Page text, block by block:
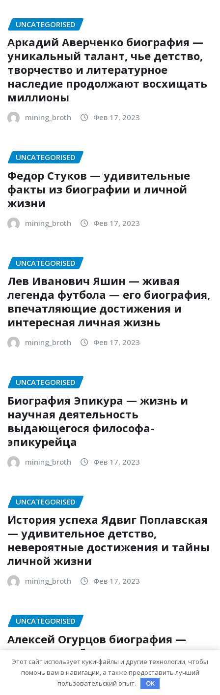
UNCATEGORISED
Аркадий Аверченко биография —
уникальный талант, чье детство,
творчество и литературное
наследие продолжают восхищать
миллионы
mining_broth Фев 17, 2023
UNCATEGORISED
Федор Стуков — удивительные
факты из биографии и личной
жизни
mining_broth Фев 17, 2023
UNCATEGORISED
Лев Иванович Яшин — живая
легенда футбола — его биография,
впечатляющие достижения и
интересная личная жизнь
mining_broth Фев 17, 2023
UNCATEGORISED
Биография Эпикура — жизнь и
научная деятельность
выдающегося философа-
эпикурейца
mining_broth Фев 17, 2023
UNCATEGORISED
История успеха Ядвиг Поплавская
— удивительное детство,
невероятные достижения и тайны
личной жизни
mining_broth Фев 17, 2023
UNCATEGORISED
Алексей Огурцов биография —
основные события, достижения и
личная жизнь
mining_broth Фев 17, 2023
Этот сайт использует куки-файлы и другие технологии, чтобы
помочь вам в навигации, а также предоставить лучший
пользовательский опыт.
OK